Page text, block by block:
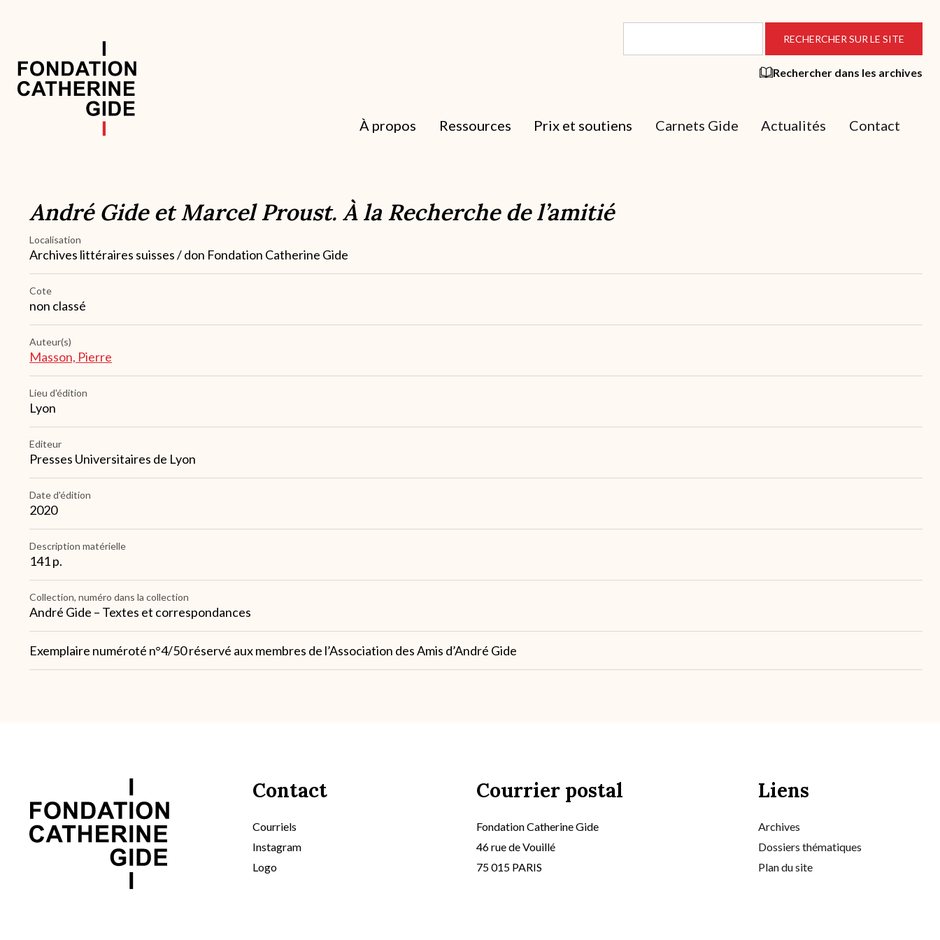
contenu
principal
Rechercher dans les archives
principale
À propos Ressources Prix et soutiens Carnets Gide Actualités Contact
André Gide et Marcel Proust. À la Recherche de l’amitié
Localisation
Archives littéraires suisses / don Fondation Catherine Gide
Cote
non classé
Auteur(s)
Masson, Pierre
Lieu d'édition
Lyon
Editeur
Presses Universitaires de Lyon
Date d'édition
2020
Description matérielle
141 p.
Collection, numéro dans la collection
André Gide – Textes et correspondances
Note
Exemplaire numéroté n°4/50 réservé aux membres de l’Association des Amis d’André Gide
Contact
Courriels
Instagram
Logo
Courrier postal
Fondation Catherine Gide
46 rue de Vouillé
75 015 PARIS
Liens
Archives
Dossiers thématiques
Plan du site